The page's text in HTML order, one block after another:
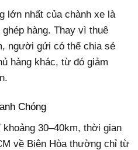
lớn nhất của chành xe là
hàng. Thay vì thuê
người gửi có thể chia sẻ
hàng khác, từ đó giảm
Chóng
30–40km, thời gian
về Biên Hòa thường chỉ từ